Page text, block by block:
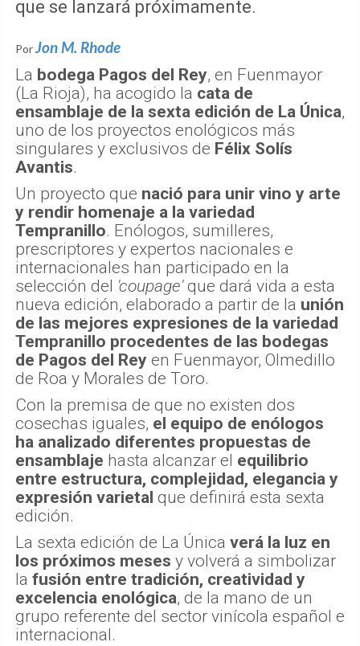
que se lanzará próximamente.
PorJon M. Rhode
La bodega Pagos del Rey, en Fuenmayor
(La Rioja), ha acogido la cata de
ensamblaje de la sexta edición de La Única,
uno de los proyectos enológicos más
singulares y exclusivos de Félix Solís
Avantis.
Un proyecto que nació para unir vino y arte
y rendir homenaje a la variedad
Tempranillo. Enólogos, sumilleres,
prescriptores y expertos nacionales e
internacionales han participado en la
selección del 'coupage'que dará vida a esta
nueva edición, elaborado a partir de la unión
de las mejores expresiones de la variedad
Tempranillo procedentes de las bodegas
de Pagos del Rey en Fuenmayor, Olmedillo
de Roa y Morales de Toro.
Con la premisa de que no existen dos
cosechas iguales, el equipo de enólogos
ha analizado diferentes propuestas de
ensamblaje hasta alcanzar el equilibrio
entre estructura, complejidad, elegancia y
expresión varietal que definirá esta sexta
edición.
La sexta edición de La Única verá la luz en
los próximos meses y volverá a simbolizar
la fusión entre tradición, creatividad y
excelencia enológica, de la mano de un
grupo referente del sector vinícola español e
internacional.